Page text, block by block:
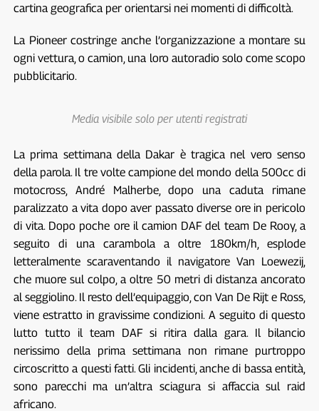
cartina geografica per orientarsi nei momenti di difficoltà.
La Pioneer costringe anche l’organizzazione a montare su
ogni vettura, o camion, una loro autoradio solo come scopo
pubblicitario.
Media visibile solo per utenti registrati
La prima settimana della Dakar è tragica nel vero senso
della parola. Il tre volte campione del mondo della 500cc di
motocross, André Malherbe, dopo una caduta rimane
paralizzato a vita dopo aver passato diverse ore in pericolo
di vita. Dopo poche ore il camion DAF del team De Rooy, a
seguito di una carambola a oltre 180km/h, esplode
letteralmente scaraventando il navigatore Van Loewezij,
che muore sul colpo, a oltre 50 metri di distanza ancorato
al seggiolino. Il resto dell’equipaggio, con Van De Rijt e Ross,
viene estratto in gravissime condizioni. A seguito di questo
lutto tutto il team DAF si ritira dalla gara. Il bilancio
nerissimo della prima settimana non rimane purtroppo
circoscritto a questi fatti. Gli incidenti, anche di bassa entità,
sono parecchi ma un’altra sciagura si affaccia sul raid
africano.